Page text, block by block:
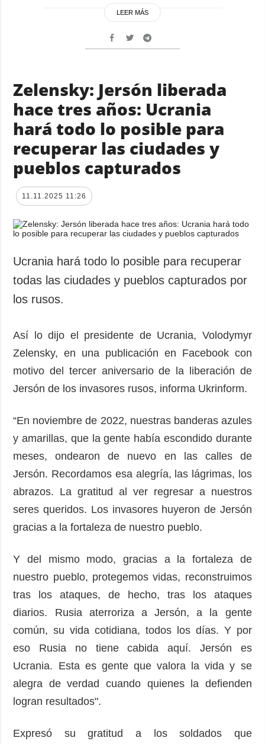
LEER MÁS
Zelensky: Jersón liberada
hace tres años: Ucrania
hará todo lo posible para
recuperar las ciudades y
pueblos capturados
11.11.2025 11:26
Ucrania hará todo lo posible para recuperar
todas las ciudades y pueblos capturados por
los rusos.
Así lo dijo el presidente de Ucrania, Volodymyr
Zelensky, en una publicación en Facebook con
motivo del tercer aniversario de la liberación de
Jersón de los invasores rusos, informa Ukrinform.
“En noviembre de 2022, nuestras banderas azules
y amarillas, que la gente había escondido durante
meses, ondearon de nuevo en las calles de
Jersón. Recordamos esa alegría, las lágrimas, los
abrazos. La gratitud al ver regresar a nuestros
seres queridos. Los invasores huyeron de Jersón
gracias a la fortaleza de nuestro pueblo.
Y del mismo modo, gracias a la fortaleza de
nuestro pueblo, protegemos vidas, reconstruimos
tras los ataques, de hecho, tras los ataques
diarios. Rusia aterroriza a Jersón, a la gente
común, su vida cotidiana, todos los días. Y por
eso Rusia no tiene cabida aquí. Jersón es
Ucrania. Esta es gente que valora la vida y se
alegra de verdad cuando quienes la defienden
logran resultados".
Expresó su gratitud a los soldados que